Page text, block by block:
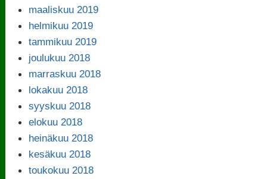
maaliskuu 2019
helmikuu 2019
tammikuu 2019
joulukuu 2018
marraskuu 2018
lokakuu 2018
syyskuu 2018
elokuu 2018
heinäkuu 2018
kesäkuu 2018
toukokuu 2018